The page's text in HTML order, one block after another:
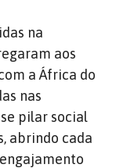
na
aos
a África do
nas
pilar social
abrindo cada